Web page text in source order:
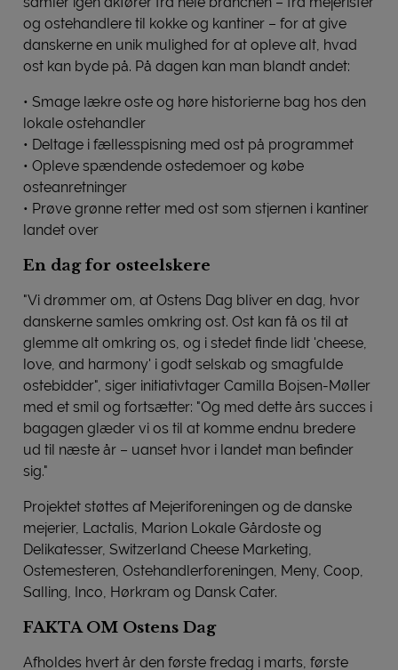
og ostehandlere til kokke og kantiner – for at give
danskerne en unik mulighed for at opleve alt, hvad
ost kan byde på. På dagen kan man blandt andet:
• Smage lækre oste og høre historierne bag hos den
lokale ostehandler
• Deltage i fællesspisning med ost på programmet
• Opleve spændende ostedemoer og købe
osteanretninger
• Prøve grønne retter med ost som stjernen i kantiner
landet over
En dag for osteelskere
"Vi drømmer om, at Ostens Dag bliver en dag, hvor
danskerne samles omkring ost. Ost kan få os til at
glemme alt omkring os, og i stedet finde lidt 'cheese,
love, and harmony' i godt selskab og smagfulde
ostebidder", siger initiativtager Camilla Bojsen-Møller
med et smil og fortsætter: "Og med dette års succes i
bagagen glæder vi os til at komme endnu bredere
ud til næste år – uanset hvor i landet man befinder
sig."
Projektet støttes af Mejeriforeningen og de danske
mejerier, Lactalis, Marion Lokale Gårdoste og
Delikatesser, Switzerland Cheese Marketing,
Ostemesteren, Ostehandlerforeningen, Meny, Coop,
Salling, Inco, Hørkram og Dansk Cater.
FAKTA OM Ostens Dag
Afholdes hvert år den første fredag i marts, første